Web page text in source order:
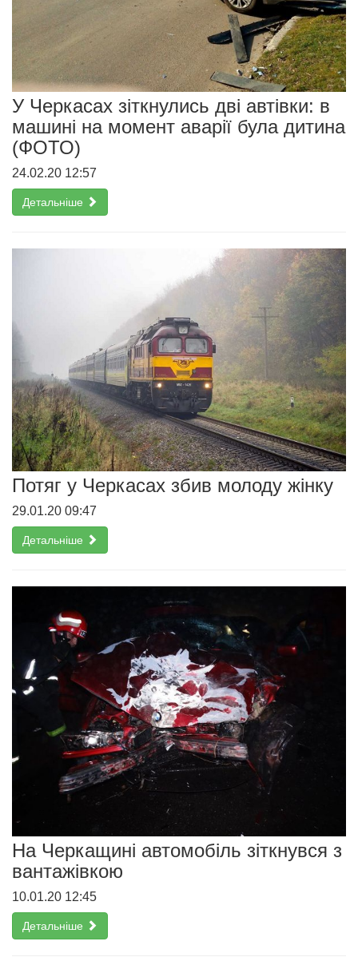
У Черкасах зіткнулись дві автівки: в
машині на момент аварії була дитина
(ФОТО)
24.02.20 12:57
Детальніше
Потяг у Черкасах збив молоду жінку
29.01.20 09:47
Детальніше
На Черкащині автомобіль зіткнувся з
вантажівкою
10.01.20 12:45
Детальніше